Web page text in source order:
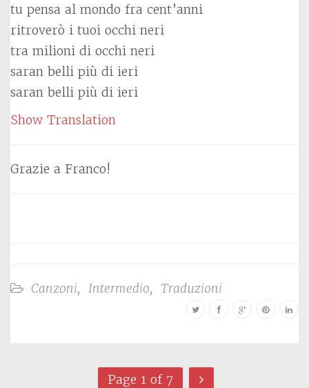
tu pensa al mondo fra cent’anni
ritroverò i tuoi occhi neri
tra milioni di occhi neri
saran belli più di ieri
saran belli più di ieri
Show Translation
Grazie a Franco!
Canzoni, Intermedio, Traduzioni
Page 1 of 7